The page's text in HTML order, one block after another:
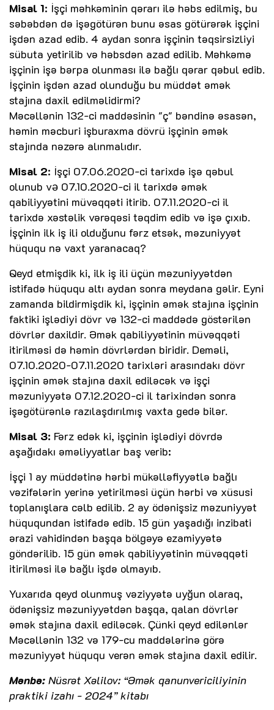
Misal 1: İşçi məhkəminin qərarı ilə həbs edilmiş, bu
səbəbdən də işəgötürən bunu əsas götürərək işçini
işdən azad edib. 4 aydan sonra işçinin təqsirsizliyi
sübuta yetirilib və həbsdən azad edilib. Məhkəmə
işçinin işə bərpa olunması ilə bağlı qərar qəbul edib.
İşçinin işdən azad olunduğu bu müddət əmək
stajına daxil edilməlidirmi?
Məcəllənin 132-ci maddəsinin "ç" bəndinə əsasən,
həmin məcburi işburaxma dövrü işçinin əmək
stajında nəzərə alınmalıdır.
Misal 2: İşçi 07.06.2020-ci tarixdə işə qəbul
olunub vǝ 07.10.2020-ci il tarixdə əmək
qabiliyyətini müvəqqəti itirib. 07.11.2020-ci il
tarixdə xəstəlik vərəqəsi təqdim edib və işə çıxıb.
İşçinin ilk iş ili olduğunu fərz etsək, məzuniyyət
hüququ nə vaxt yaranacaq?
Qeyd etmişdik ki, ilk iş ili üçün məzuniyyətdən
istifadə hüququ altı aydan sonra meydana gəlir. Eyni
zamanda bildirmişdik ki, işçinin əmək stajına işçinin
faktiki işlədiyi dövr və 132-ci maddədə göstərilən
dövrlər daxildir. Əmək qabiliyyətinin müvəqqəti
itirilməsi də həmin dövrlərdən biridir. Deməli,
07.10.2020-07.11.2020 tarixləri arasındakı dövr
işçinin əmək stajına daxil ediləcək və işçi
məzuniyyətə 07.12.2020-ci il tarixindən sonra
işəgötürənlə razılaşdırılmış vaxta gedə bilər.
Misal 3: Fərz edək ki, işçinin işlədiyi dövrdə
aşağıdakı əməliyyatlar baş verib:
İşçi 1 ay müddətinə hərbi mükəlləfiyyətlə bağlı
vəzifələrin yerinə yetirilməsi üçün hərbi və xüsusi
toplanışlara cəlb edilib. 2 ay ödənişsiz məzuniyyət
hüququndan istifadə edib. 15 gün yaşadığı inzibati
ərazi vahidindən başqa bölgəyə ezamiyyətə
göndərilib. 15 gün əmək qabiliyyətinin müvəqqəti
itirilməsi ilə bağlı işdə olmayıb.
Yuxarıda qeyd olunmuş vəziyyətə uyğun olaraq,
ödənişsiz məzuniyyətdən başqa, qalan dövrlər
əmək stajına daxil ediləcək. Çünki qeyd edilənlər
Məcəllənin 132 və 179-cu maddələrinə görə
məzuniyyət hüququ verən əmək stajına daxil edilir.
Mənbə: Nüsrət Xəlilov: “Əmək qanunvericiliyinin
praktiki izahı - 2024” kitabı